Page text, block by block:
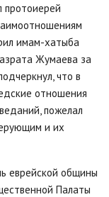
протоиерей
имам-хатыба
Жумаева за
что в
отношения
пожелал
и их
еврейской общины
Палаты